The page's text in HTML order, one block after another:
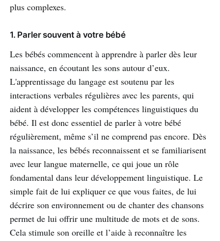
plus complexes.
1. Parler souvent à votre bébé
Les bébés commencent à apprendre à parler dès leur
naissance, en écoutant les sons autour d’eux.
L'apprentissage du langage est soutenu par les
interactions verbales régulières avec les parents, qui
aident à développer les compétences linguistiques du
bébé. Il est donc essentiel de parler à votre bébé
régulièrement, même s’il ne comprend pas encore. Dès
la naissance, les bébés reconnaissent et se familiarisent
avec leur langue maternelle, ce qui joue un rôle
fondamental dans leur développement linguistique. Le
simple fait de lui expliquer ce que vous faites, de lui
décrire son environnement ou de chanter des chansons
permet de lui offrir une multitude de mots et de sons.
Cela stimule son oreille et l’aide à reconnaître les